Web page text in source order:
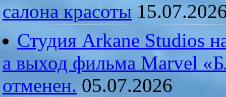
салона красоты
Студия Arkane Studios
а выход фильма Marvel
отменен. 05.07.2026